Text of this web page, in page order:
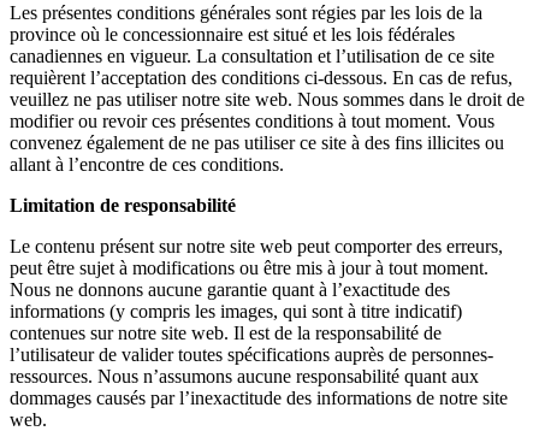
Les présentes conditions générales sont régies par les lois de la
province où le concessionnaire est situé et les lois fédérales
canadiennes en vigueur. La consultation et l’utilisation de ce site
requièrent l’acceptation des conditions ci-dessous. En cas de refus,
veuillez ne pas utiliser notre site web. Nous sommes dans le droit de
modifier ou revoir ces présentes conditions à tout moment. Vous
convenez également de ne pas utiliser ce site à des fins illicites ou
allant à l’encontre de ces conditions.
Limitation de responsabilité
Le contenu présent sur notre site web peut comporter des erreurs,
peut être sujet à modifications ou être mis à jour à tout moment.
Nous ne donnons aucune garantie quant à l’exactitude des
informations (y compris les images, qui sont à titre indicatif)
contenues sur notre site web. Il est de la responsabilité de
l’utilisateur de valider toutes spécifications auprès de personnes-
ressources. Nous n’assumons aucune responsabilité quant aux
dommages causés par l’inexactitude des informations de notre site
web.